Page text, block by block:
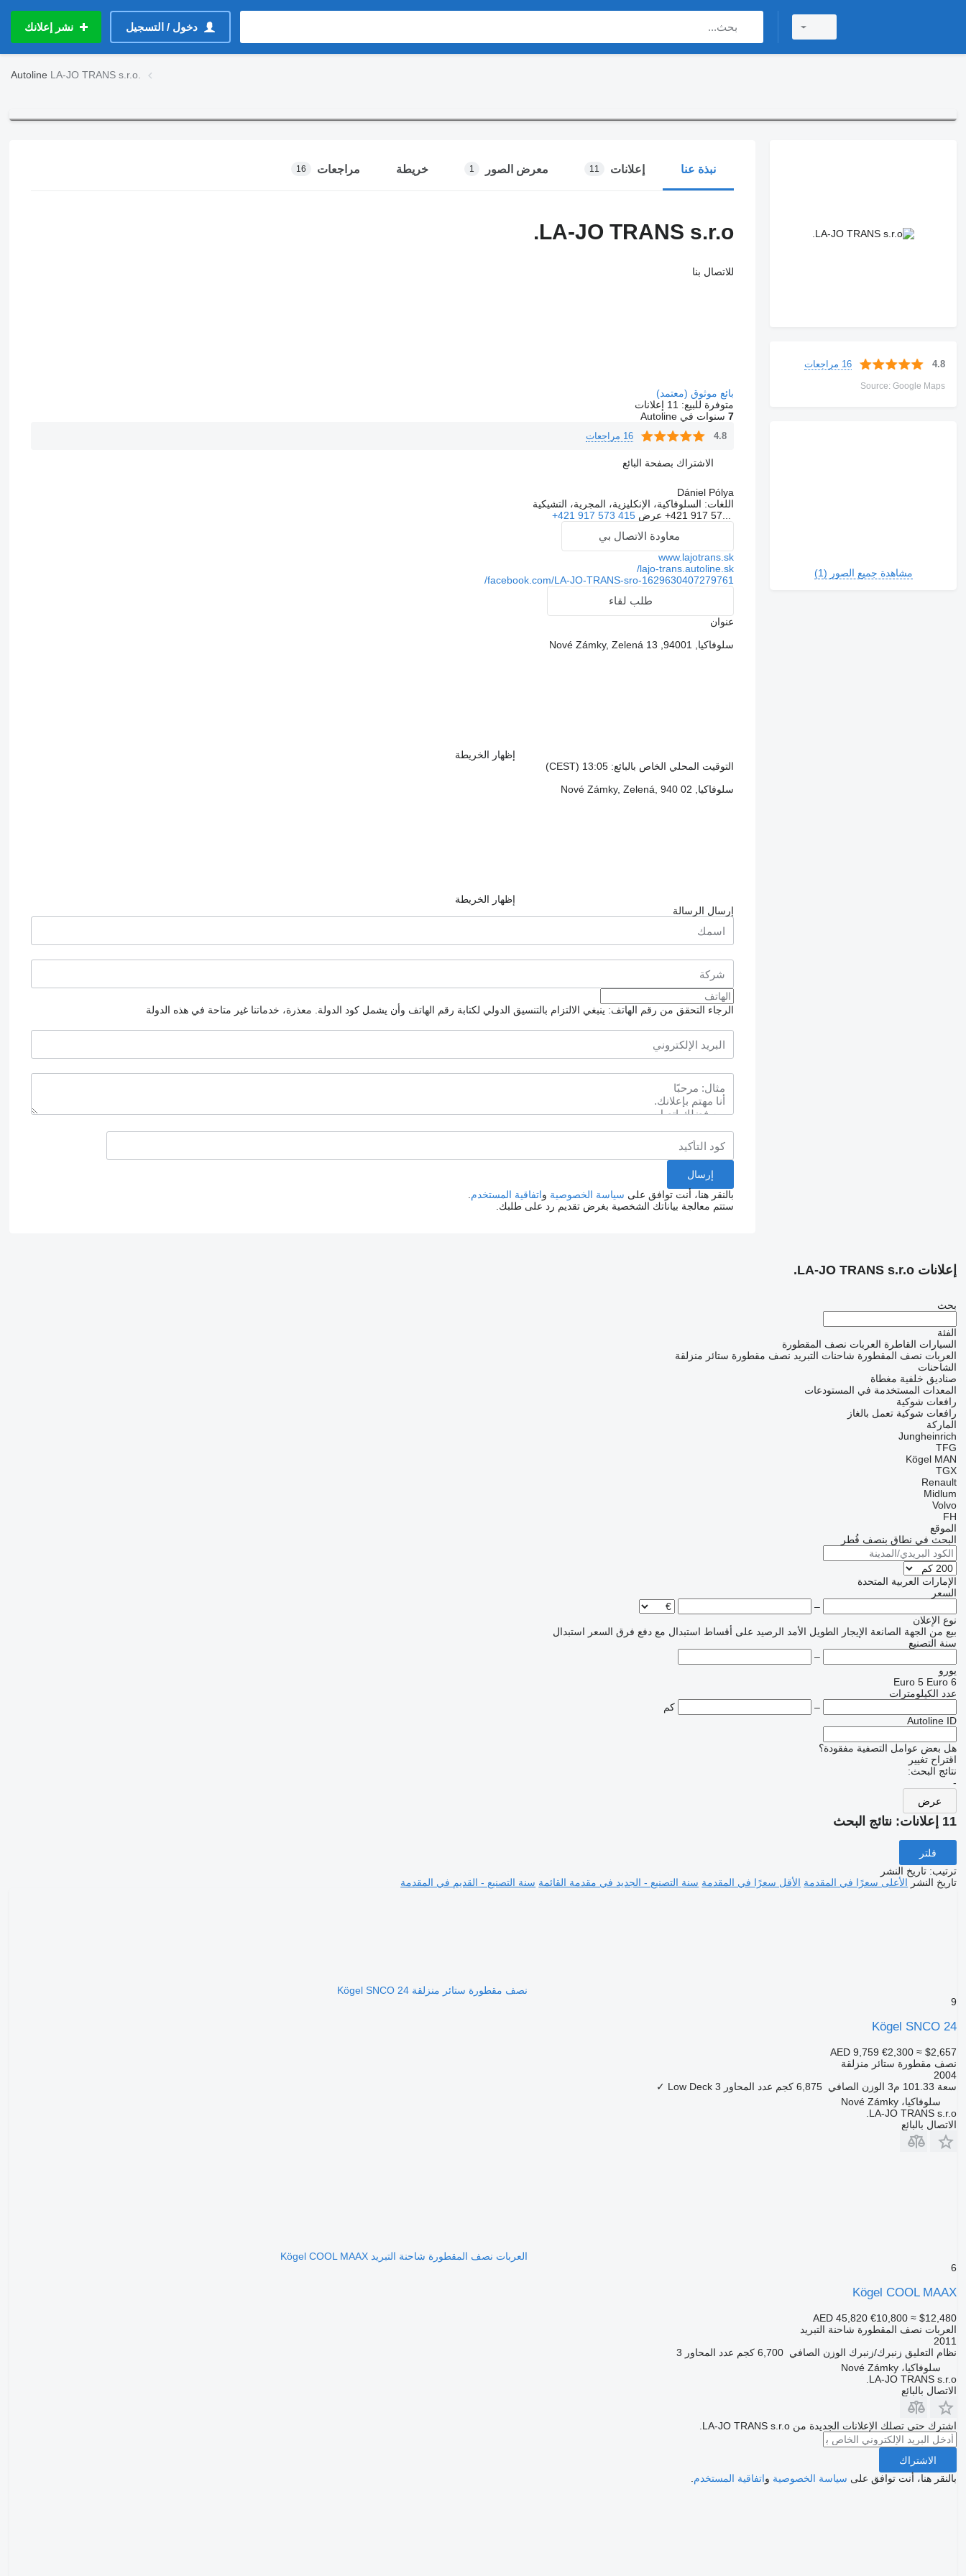
دخول / التسجيل نشر إعلانك
Autoline LA-JO TRANS s.r.o.
4.8 16 مراجعات
Source: Google Maps
مشاهدة جميع الصور (1)
نبذة عنا إعلانات 11 معرض الصور 1 خريطة مراجعات 16
LA-JO TRANS s.r.o.
للاتصال بنا
بائع موثوق (معتمد)
متوفرة للبيع: 11 إعلانات
7سنوات في Autoline
4.8 16 مراجعات
الاشتراك بصفحة البائع
Dániel Pólya
اللغات: السلوفاكية، الإنكليزية، المجرية، التشيكية
+421 917 57... عرض +421 917 573 415
معاودة الاتصال بي
www.lajotrans.sk
lajo-trans.autoline.sk/
facebook.com/LA-JO-TRANS-sro-1629630407279761/
طلب لقاء
عنوان
سلوفاكيا, 94001, Nové Zámky, Zelená 13
إظهار الخريطة
التوقيت المحلي الخاص بالبائع: 13:05 (CEST)
سلوفاكيا, Nové Zámky, Zelená, 940 02
إظهار الخريطة
إرسال الرسالة
الرجاء التحقق من رقم الهاتف: ينبغي الالتزام بالتنسيق الدولي لكتابة رقم الهاتف وأن يشمل كود الدولة. معذرة، خدماتنا غير متاحة في هذه الدولة
بالنقر هنا، أنت توافق على سياسة الخصوصية واتفاقية المستخدم
ستتم معالجة بياناتك الشخصية بغرض تقديم رد على طلبك.
إعلانات LA-JO TRANS s.r.o.
بحث
الفئة
السيارات القاطرة العربات نصف المقطورة
العربات نصف المقطورة شاحنات التبريد نصف مقطورة ستائر منزلقة
الشاحنات
صناديق خلفية مغطاة
المعدات المستخدمة في المستودعات
رافعات شوكية
رافعات شوكية تعمل بالغاز
الماركة
Jungheinrich
TFG
Kögel MAN
TGX
Renault
Midlum
Volvo
FH
الموقع
البحث في نطاق بنصف قُطر
الإمارات العربية المتحدة
السعر
–
نوع الإعلان
بيع من الجهة الصانعة الإيجار الطويل الأمد الرصيد على أقساط استبدال مع دفع فرق السعر استبدال
سنة التصنيع
–
يورو
Euro 5 Euro 6
عدد الكيلومترات
–
كم
Autoline ID
هل بعض عوامل التصفية مفقودة؟
اقتراح تغيير
نتائج البحث:
-
عرض
11 إعلانات: نتائج البحث
فلتر
ترتيب: تاريخ النشر
تاريخ النشر الأعلى سعرًا في المقدمة الأقل سعرًا في المقدمة سنة التصنيع - الجديد في مقدمة القائمة سنة التصنيع - القديم في المقدمة
نصف مقطورة ستائر منزلقة Kögel SNCO 24
9
Kögel SNCO 24
AED 9,759 €2,300 ≈ $2,657
نصف مقطورة ستائر منزلقة
2004
سعة 101.33 م3 الوزن الصافي 6,875 كجم عدد المحاور 3
Low Deck
✓
سلوفاكيا، Nové Zámky
LA-JO TRANS s.r.o.
الاتصال بالبائع
العربات نصف المقطورة شاحنة التبريد Kögel COOL MAAX
6
Kögel COOL MAAX
AED 45,820 €10,800 ≈ $12,480
العربات نصف المقطورة شاحنة التبريد
2011
نظام التعليق زنبرك/زنبرك الوزن الصافي 6,700 كجم عدد المحاور 3
سلوفاكيا، Nové Zámky
LA-JO TRANS s.r.o.
الاتصال بالبائع
اشترك حتى تصلك الإعلانات الجديدة من LA-JO TRANS s.r.o.
الاشتراك
بالنقر هنا، أنت توافق على سياسة الخصوصية واتفاقية المستخدم